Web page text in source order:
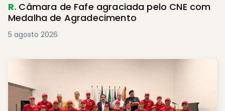
R. Câmara de Fafe agraciada pelo CNE com
Medalha de Agradecimento
5 agosto 2026